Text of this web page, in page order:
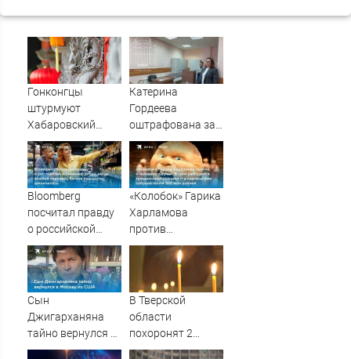
Гонконгцы
штурмуют
Хабаровский
край
Катерина
Гордеева
оштрафована за
пропаганду ЛГБТ
в интернете -
Новости на
Вести.ru
Bloomberg
посчитал правду
о российской
экономике: эпоха,
когда «любой
европеец богаче
русского»,
закончилась
«Колобок» Гарика
Харламова
против
«Человека-паука»:
В сети разгорелся
грандиозный
скандал — а
картина уже
собрала почти
Сын
Джигарханяна
тайно вернулся в
Москву из США
В Тверской
области
похоронят 2
бойцов, погибших